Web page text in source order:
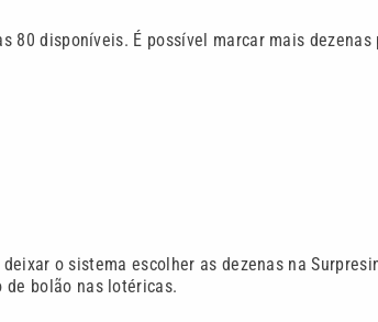
80 disponíveis. É possível marcar mais dezenas
o sistema escolher as dezenas na
de bolão nas lotéricas.